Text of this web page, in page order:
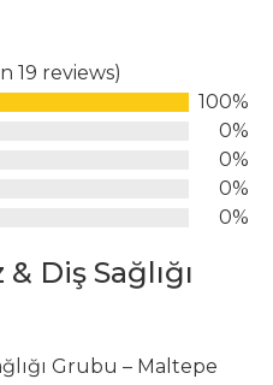
19 reviews)
100%
0%
0%
0%
0%
Diş Sağlığı
Grubu – Maltepe